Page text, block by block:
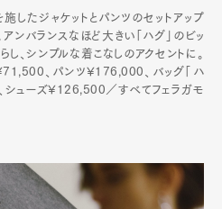
したジャケットとパンツのセットアップ
ンバランスなほど大きい「ハグ」のビッ
、シンプルな着こなしのアクセントに。
、パンツ¥176,000、バッグ「ハ
シューズ¥126,500／すべてフェラガモ